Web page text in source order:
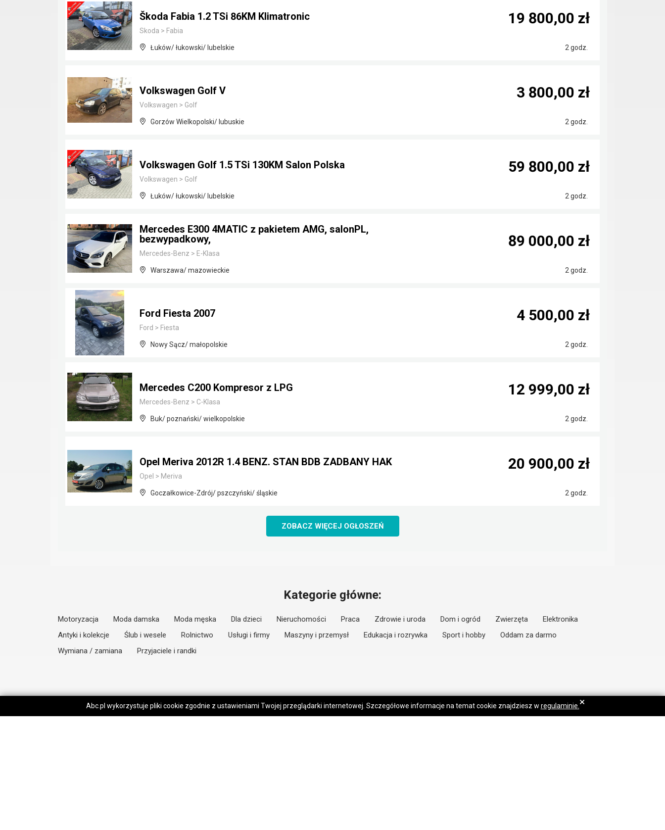
Škoda Fabia 1.2 TSi 86KM Klimatronic
Skoda > Fabia
Łuków/ łukowski/ lubelskie 2 godz.
19 800,00 zł
Volkswagen Golf V
Volkswagen > Golf
Gorzów Wielkopolski/ lubuskie 2 godz.
3 800,00 zł
Volkswagen Golf 1.5 TSi 130KM Salon Polska
Volkswagen > Golf
Łuków/ łukowski/ lubelskie 2 godz.
59 800,00 zł
Mercedes E300 4MATIC z pakietem AMG, salonPL,
bezwypadkowy,
Mercedes-Benz > E-Klasa
Warszawa/ mazowieckie 2 godz.
89 000,00 zł
Ford Fiesta 2007
Ford > Fiesta
Nowy Sącz/ małopolskie 2 godz.
4 500,00 zł
Mercedes C200 Kompresor z LPG
Mercedes-Benz > C-Klasa
Buk/ poznański/ wielkopolskie 2 godz.
12 999,00 zł
Opel Meriva 2012R 1.4 BENZ. STAN BDB ZADBANY HAK
Opel > Meriva
Goczałkowice-Zdrój/ pszczyński/ śląskie 2 godz.
20 900,00 zł
ZOBACZ WIĘCEJ OGŁOSZEŃ
Kategorie główne:
Motoryzacja Moda damska Moda męska Dla dzieci Nieruchomości Praca Zdrowie i uroda Dom i ogród Zwierzęta
Elektronika
Antyki i kolekcje
Ślub i wesele Rolnictwo Usługi i firmy Maszyny i przemysł Edukacja i rozrywka Sport i hobby
Oddam za darmo
Wymiana / zamiana
Przyjaciele i randki
Abc.pl wykorzystuje pliki cookie zgodnie z ustawieniami Twojej przeglądarki internetowej. Szczegółowe informacje na temat cookie znajdziesz w regulaminie. ×